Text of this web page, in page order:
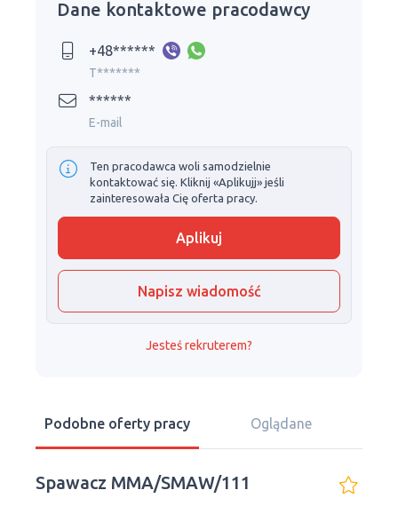
Dane kontaktowe pracodawcy
+48******
T*******
******
E-mail
Ten pracodawca woli samodzielnie
kontaktować się. Kliknij «Aplikujj» jeśli
zainteresowała Cię oferta pracy.
Aplikuj
Napisz wiadomość
Jesteś rekruterem?
Podobne oferty pracy Oglądane
Spawacz MMA/SMAW/111